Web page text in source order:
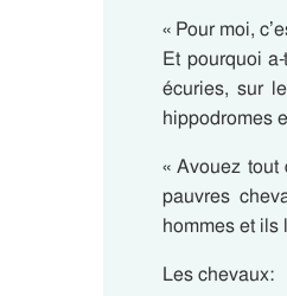
« Pour moi,
Et pourquoi
écuries, sur
hippodromes
« Avouez tout
pauvres
hommes et ils
Les chevaux: